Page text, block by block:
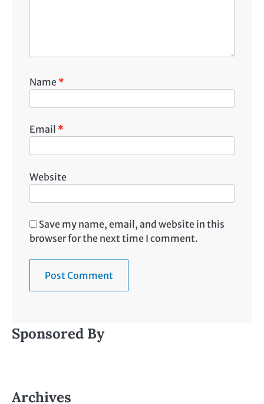
Name *
Email *
Website
Save my name, email, and website in this
browser for the next time I comment.
Sponsored By
Archives